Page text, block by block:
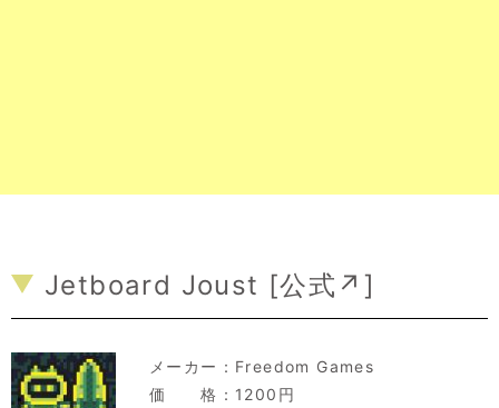
Jetboard Joust [公式↗ ]
メーカー： Freedom Games
価 格：1200円